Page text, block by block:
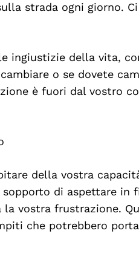
strada ogni giorno.
ingiustizie della vita,
o se dovete
è fuori dal vostro
della vostra
sopporto di aspettare in
la vostra frustrazione.
che potrebbero